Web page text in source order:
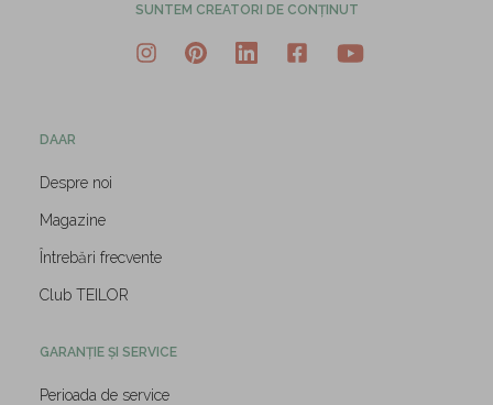
SUNTEM CREATORI DE CONȚINUT
DAAR
Despre noi
Magazine
Întrebări frecvente
Club TEILOR
GARANȚIE ȘI SERVICE
Perioada de service